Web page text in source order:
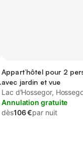
Appart’hôtel pour 2
avec jardin et vue
Lac d'Hossegor,
Annulation gratuite
dès106 €par nuit